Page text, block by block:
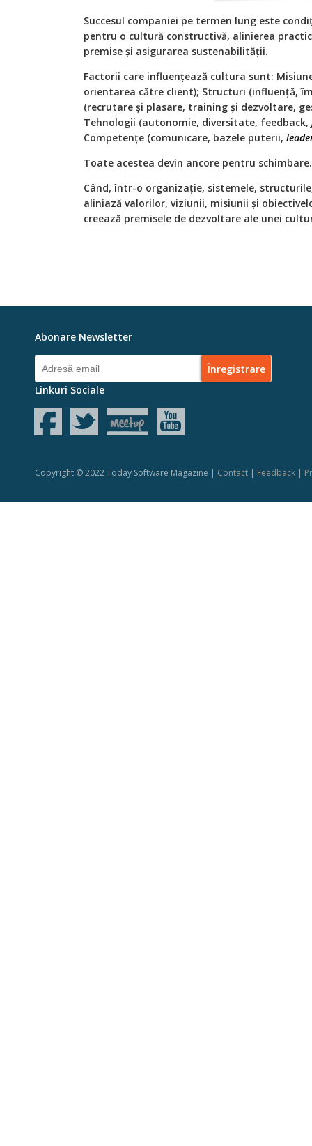
Succesul companiei pe termen lung este
pentru o cultură constructivă, alinierea
premise și asigurarea sustenabilității.
Factorii care influențează cultura sunt:
orientarea către client); Structuri (influență,
(recrutare și plasare, training și dezvoltare,
Tehnologii (autonomie, diversitate, feedback,
Competențe (comunicare, bazele puterii,
Toate acestea devin ancore pentru schimbare.
Când, într-o organizație, sistemele,
aliniază valorilor, viziunii, misiunii și
creează premisele de dezvoltare ale unei
Abonare Newsletter
Linkuri Sociale
Copyright © 2022 Today Software Magazine | Contact | Feedback |